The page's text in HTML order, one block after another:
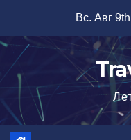
содержимому
Вс. Авг